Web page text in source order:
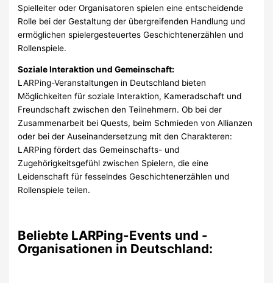
Spielleiter oder Organisatoren spielen eine entscheidende
Rolle bei der Gestaltung der übergreifenden Handlung und
ermöglichen spielergesteuertes Geschichtenerzählen und
Rollenspiele.
Soziale Interaktion und Gemeinschaft:
LARPing-Veranstaltungen in Deutschland bieten
Möglichkeiten für soziale Interaktion, Kameradschaft und
Freundschaft zwischen den Teilnehmern. Ob bei der
Zusammenarbeit bei Quests, beim Schmieden von Allianzen
oder bei der Auseinandersetzung mit den Charakteren:
LARPing fördert das Gemeinschafts- und
Zugehörigkeitsgefühl zwischen Spielern, die eine
Leidenschaft für fesselndes Geschichtenerzählen und
Rollenspiele teilen.
Beliebte LARPing-Events und -
Organisationen in Deutschland: